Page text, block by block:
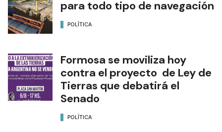
para todo tipo de navegación
POLÍTICA
Formosa se moviliza hoy
contra el proyecto de Ley de
Tierras que debatirá el
Senado
POLÍTICA